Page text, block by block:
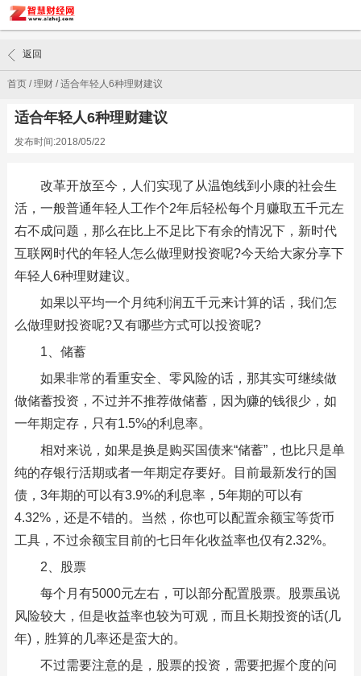
首页/理财/适合年轻人6种理财建议
返回
适合年轻人6种理财建议
发布时间:2018/05/22
改革开放至今，人们实现了从温饱线到小康的社会生
活，一般普通年轻人工作个2年后轻松每个月赚取五千元左
右不成问题，那么在比上不足比下有余的情况下，新时代
互联网时代的年轻人怎么做理财投资呢?今天给大家分享下
年轻人6种理财建议。
如果以平均一个月纯利润五千元来计算的话，我们怎
么做理财投资呢?又有哪些方式可以投资呢?
1、储蓄
如果非常的看重安全、零风险的话，那其实可继续做
做储蓄投资，不过并不推荐做储蓄，因为赚的钱很少，如
一年期定存，只有1.5%的利息率。
相对来说，如果是换是购买国债来“储蓄”，也比只是单
纯的存银行活期或者一年期定存要好。目前最新发行的国
债，3年期的可以有3.9%的利息率，5年期的可以有
4.32%，还是不错的。当然，你也可以配置余额宝等货币
工具，不过余额宝目前的七日年化收益率也仅有2.32%。
2、股票
每个月有5000元左右，可以部分配置股票。股票虽说
风险较大，但是收益率也较为可观，而且长期投资的话(几
年)，胜算的几率还是蛮大的。
不过需要注意的是，股票的投资，需要把握个度的问